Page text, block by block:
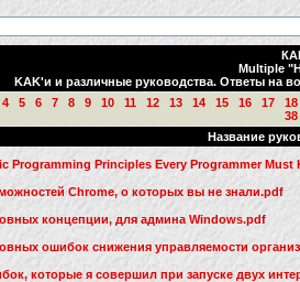
Multiple
KAK'и и различные руководства. Ответы на
4 5 6 7 8 9 10 11 12 13 14 15 16 17
18
38
Название
Programming Principles Every Programmer Must
Chrome, о которых вы не знали.pdf
концепции, для админа Windows.pdf
ошибок снижения управляемости
которые я совершил при запуске двух